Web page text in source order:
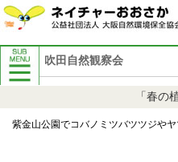
吹田自然観察会
「春の
紫金山公園でコバノミツバツツジや
自然保護イベント案内
9月自然保護イベント案内